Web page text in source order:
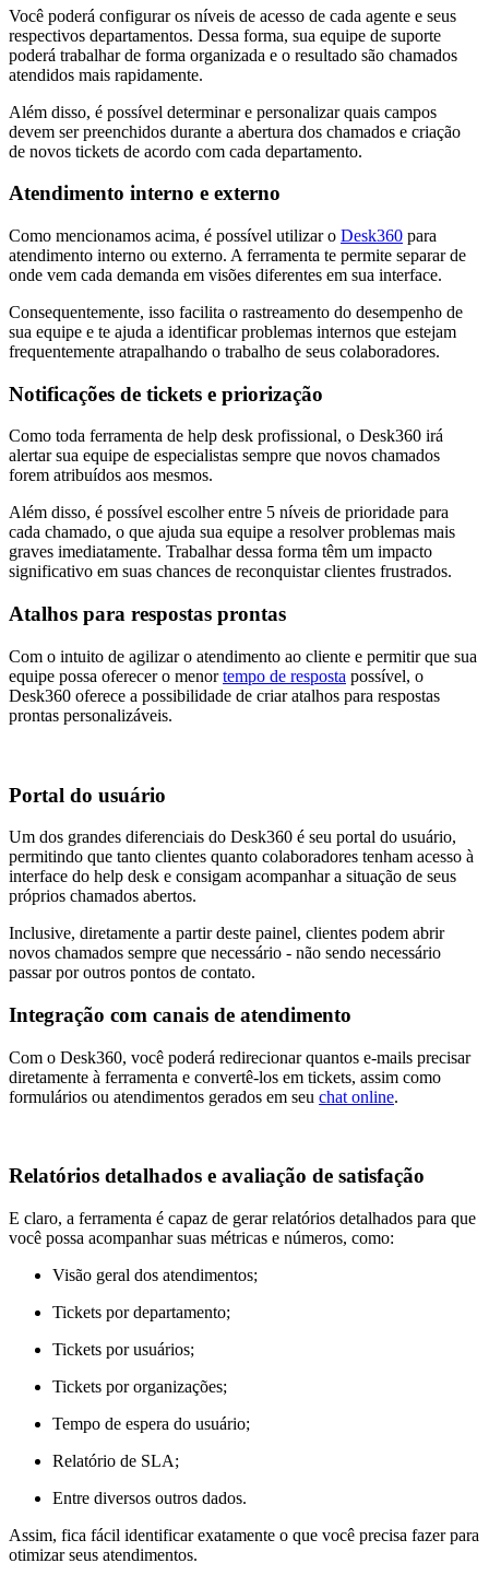
Você poderá configurar os níveis de acesso de cada agente e seus
respectivos departamentos. Dessa forma, sua equipe de suporte
poderá trabalhar de forma organizada e o resultado são chamados
atendidos mais rapidamente.
Além disso, é possível determinar e personalizar quais campos
devem ser preenchidos durante a abertura dos chamados e criação
de novos tickets de acordo com cada departamento.
Atendimento interno e externo
Como mencionamos acima, é possível utilizar o Desk360 para
atendimento interno ou externo. A ferramenta te permite separar de
onde vem cada demanda em visões diferentes em sua interface.
Consequentemente, isso facilita o rastreamento do desempenho de
sua equipe e te ajuda a identificar problemas internos que estejam
frequentemente atrapalhando o trabalho de seus colaboradores.
Notificações de tickets e priorização
Como toda ferramenta de help desk profissional, o Desk360 irá
alertar sua equipe de especialistas sempre que novos chamados
forem atribuídos aos mesmos.
Além disso, é possível escolher entre 5 níveis de prioridade para
cada chamado, o que ajuda sua equipe a resolver problemas mais
graves imediatamente. Trabalhar dessa forma têm um impacto
significativo em suas chances de reconquistar clientes frustrados.
Atalhos para respostas prontas
Com o intuito de agilizar o atendimento ao cliente e permitir que sua
equipe possa oferecer o menortempo de resposta possível, o
Desk360 oferece a possibilidade de criar atalhos para respostas
prontas personalizáveis.
Portal do usuário
Um dos grandes diferenciais do Desk360 é seu portal do usuário,
permitindo que tanto clientes quanto colaboradores tenham acesso à
interface do help desk e consigam acompanhar a situação de seus
próprios chamados abertos.
Inclusive, diretamente a partir deste painel, clientes podem abrir
novos chamados sempre que necessário - não sendo necessário
passar por outros pontos de contato.
Integração com canais de atendimento
Com o Desk360, você poderá redirecionar quantos e-mails precisar
diretamente à ferramenta e convertê-los em tickets, assim como
formulários ou atendimentos gerados em seu chat online.
Relatórios detalhados e avaliação de satisfação
E claro, a ferramenta é capaz de gerar relatórios detalhados para que
você possa acompanhar suas métricas e números, como:
Visão geral dos atendimentos;
Tickets por departamento;
Tickets por usuários;
Tickets por organizações;
Tempo de espera do usuário;
Relatório de SLA;
Entre diversos outros dados.
Assim, fica fácil identificar exatamente o que você precisa fazer para
otimizar seus atendimentos.